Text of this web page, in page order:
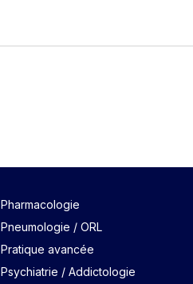
Pharmacologie
Pneumologie / ORL
Pratique avancée
Psychiatrie / Addictologie